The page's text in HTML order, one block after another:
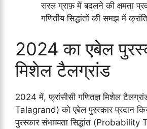
सरल ग्राफ़ में बदलने की क्षमता
गणितीय सिद्धांतों की समझ में
2024 का एबेल
मिशेल टैलग्रांड
2024 में, फ्रांसीसी गणितज्ञ मिशेल
Talagrand) को एबेल पुरस्कार प्रदान
पुरस्कार संभाव्यता सिद्धांत